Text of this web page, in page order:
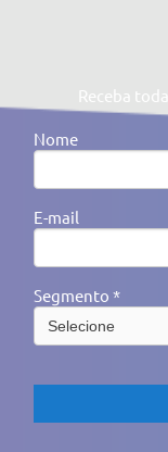
Receba
Nome
E-mail
Segmento *